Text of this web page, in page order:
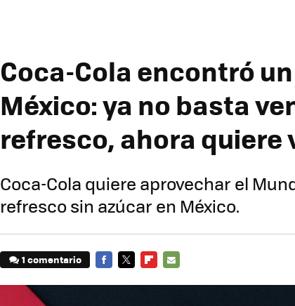
Coca-Cola encontró
México: ya no basta
refresco, ahora quiere
Coca-Cola quiere aprovechar el
refresco sin azúcar en México.
1 comentario